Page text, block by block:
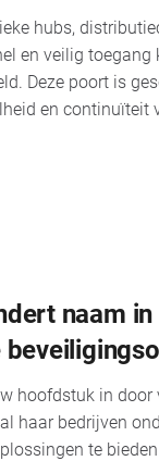
hubs,
en veilig
Deze poort is
en continuïteit
naam
hoofdstuk in
haar bedrijven
te